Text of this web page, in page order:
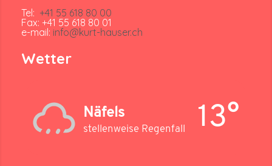
Tel: +41 55 618 80 00
Fax: +41 55 618 80 01
e-mail: info@kurt-hauser.ch
Wetter
Näfels
stellenweise Regenfall 13°